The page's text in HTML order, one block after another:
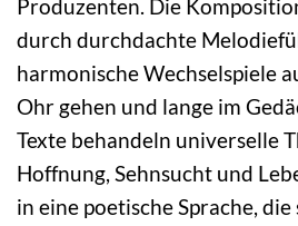
Produzenten. Die
durch durchdachte
harmonische Wechselspiele
Ohr gehen und lange im
Texte behandeln universelle
Hoffnung, Sehnsucht und
in eine poetische Sprache,